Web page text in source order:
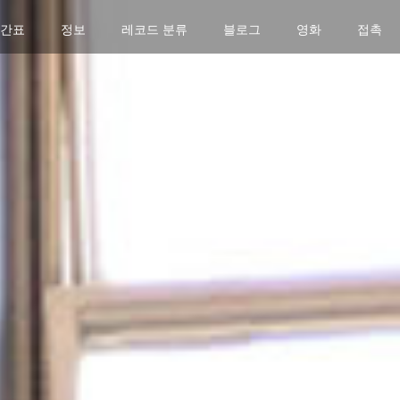
표 정보 레코드 분류 블로그 영화 접촉